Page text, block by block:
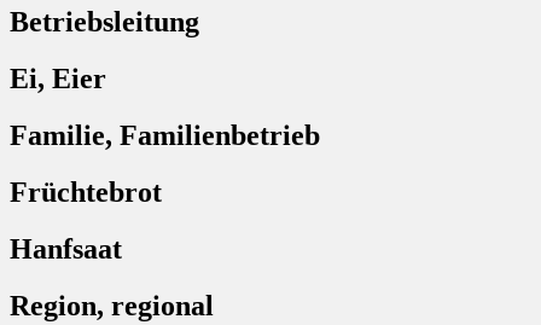
Betriebsleitung
Ei, Eier
Familie, Familienbetrieb
Früchtebrot
Hanfsaat
Region, regional